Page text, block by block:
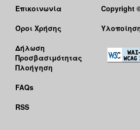
Επικοινωνία
Όροι Χρήσης
Δήλωση
Προσβασιμότητας
Πλοήγηση
FAQs
RSS
Copyright